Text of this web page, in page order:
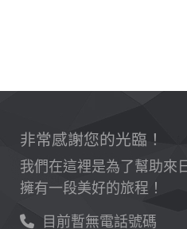
非常感謝您的光臨！
我們在這裡是為了幫助來
擁有一段美好的旅程！
目前暫無電話號碼